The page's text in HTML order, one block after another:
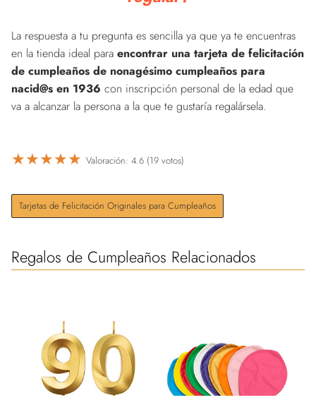
La respuesta a tu pregunta es sencilla ya que ya te encuentras
en la tienda ideal para encontrar una tarjeta de felicitación
de cumpleaños de nonagésimo cumpleaños para
nacid@s en 1936 con inscripción personal de la edad que
va a alcanzar la persona a la que te gustaría regalársela.
★★★★★ Valoración: 4.6 (19 votos)
Tarjetas de Felicitación Originales para Cumpleaños
Regalos de Cumpleaños Relacionados